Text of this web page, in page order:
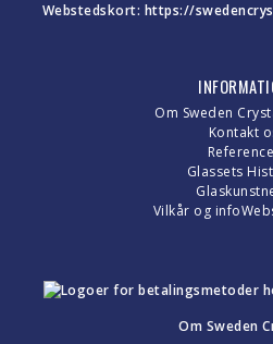
Webstedskort: https://
Om Sweden
Kontakt
Glassets
Vilkår og info
Om Sweden